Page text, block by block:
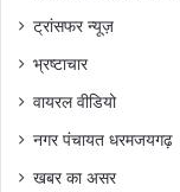
ट्रांसफर न्यूज़
भ्रष्टाचार
वायरल वीडियो
नगर पंचायत धरमजयगढ़
खबर का असर